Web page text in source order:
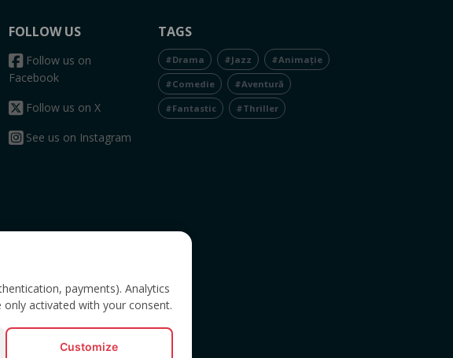
FOLLOW US
Follow us on
Facebook
Follow us on X
See us on Instagram
TAGS
#Drama #Jazz #Animație
#Comedie #Aventură
#Fantastic #Thriller
payments). Analytics
activated with your consent.
Customize